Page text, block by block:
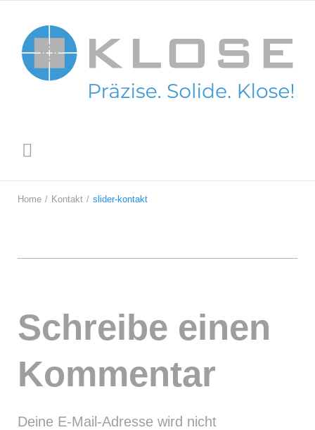
content
Home / Kontakt / slider-kontakt
slider-
kontakt
Schreibe einen
Kommentar
Deine E-Mail-Adresse wird nicht